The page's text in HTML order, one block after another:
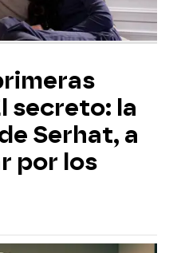
secreto: la
Serhat, a
por los